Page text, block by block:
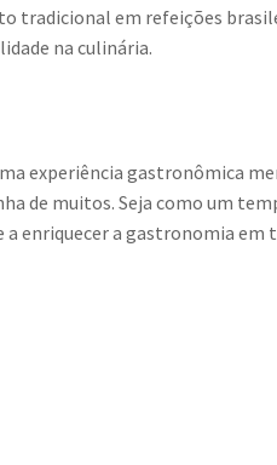
tradicional em refeições
na culinária.
experiência gastronômica
de muitos. Seja como um
enriquecer a gastronomia em